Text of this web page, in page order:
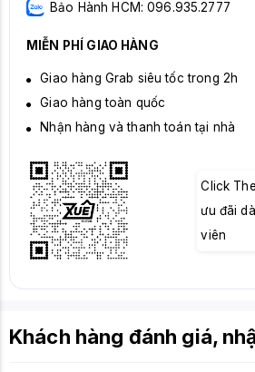
Bảo Hành HCM: 096.935.2777
MIỄN PHÍ GIAO HÀNG
Giao hàng Grab siêu tốc trong 2h
Giao hàng toàn quốc
Nhận hàng và thanh toán tại nhà
Click
ưu đãi
viên
Khách hàng đánh giá,